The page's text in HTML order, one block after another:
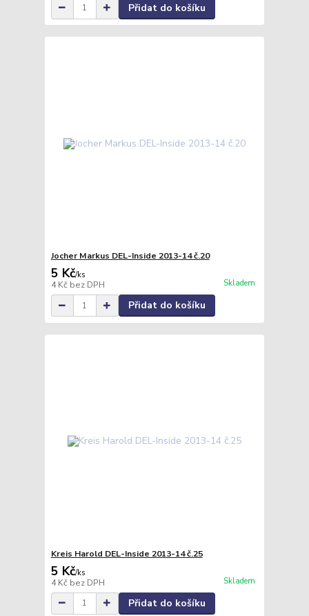
Přidat do košíku
Jocher Markus DEL-Inside 2013-14 č.20
5 Kč/ks
4 Kč bez DPH Skladem
Přidat do košíku
Kreis Harold DEL-Inside 2013-14 č.25
5 Kč/ks
4 Kč bez DPH Skladem
Přidat do košíku